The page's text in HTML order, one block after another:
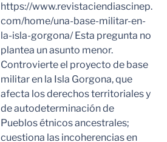
https://www.revistaciendiascinep.
com/home/una-base-militar-en-
la-isla-gorgona/ Esta pregunta no
plantea un asunto menor.
Controvierte el proyecto de base
militar en la Isla Gorgona, que
afecta los derechos territoriales y
de autodeterminación de
Pueblos étnicos ancestrales;
cuestiona las incoherencias en